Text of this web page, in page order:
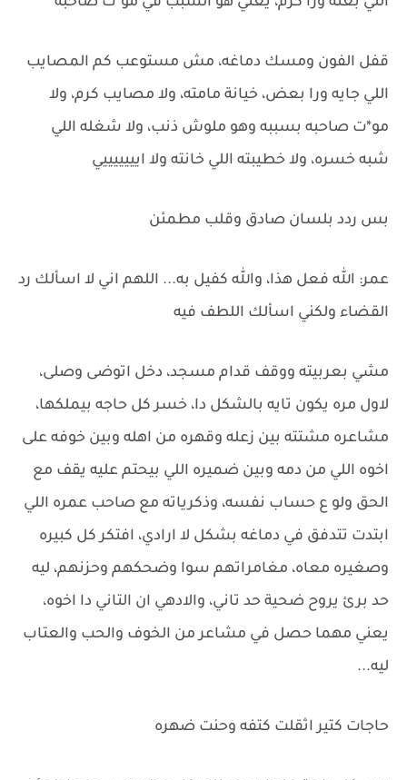
قفل الفون ومسك دماغه، مش مستوعب كم المصايب
اللي جايه ورا بعض، خيانة مامته، ولا مصايب كرم، ولا
مو*ت صاحبه بسببه وهو ملوش ذنب، ولا شغله اللي
شبه خسره، ولا خطيبته اللي خانته ولا ايييييييي
بس ردد بلسان صادق وقلب مطمئن
عمر: الله فعل هذا، والله كفيل به... اللهم اني لا اسألك رد
القضاء ولكني اسألك اللطف فيه
مشي بعربيته ووقف قدام مسجد، دخل اتوضى وصلى،
لاول مره يكون تايه بالشكل دا، خسر كل حاجه بيملكها،
مشاعره مشتته بين زعله وقهره من اهله وبين خوفه على
اخوه اللي من دمه وبين ضميره اللي بيحتم عليه يقف مع
الحق ولو ع حساب نفسه، وذكرياته مع صاحب عمره اللي
ابتدت تتدفق في دماغه بشكل لا ارادي، افتكر كل كبيره
وصغيره معاه، مغامراتهم سوا وضحكهم وحزنهم، ليه
حد برئ يروح ضحية حد تاني، والادهي ان التاني دا اخوه،
يعني مهما حصل في مشاعر من الخوف والحب والعتاب
ليه...
حاجات كتير اثقلت كتفه وحنت ضهره